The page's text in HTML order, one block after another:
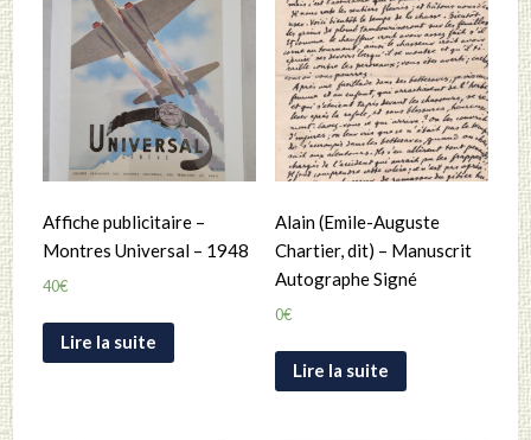
Affiche publicitaire –
Montres Universal – 1948
40€
Lire la suite
Alain (Emile-Auguste
Chartier, dit) – Manuscrit
Autographe Signé
0€
Lire la suite